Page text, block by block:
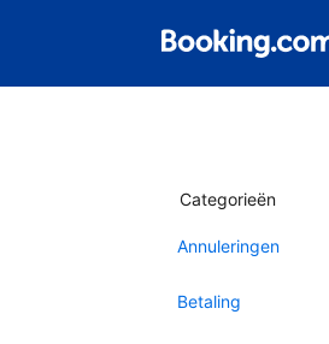
Categorieën
Annuleringen
Betaling